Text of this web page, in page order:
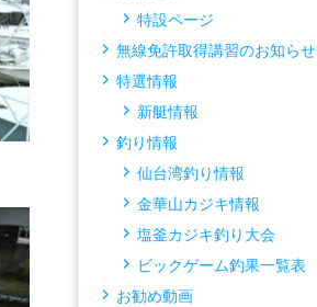
特設ページ
無線免許取得講習のお知らせ
特選情報
新艇情報
釣り情報
仙台湾釣り情報
金華山カジキ情報
塩釜カジキ釣り大会
ビックゲーム釣果一覧表
お勧め動画